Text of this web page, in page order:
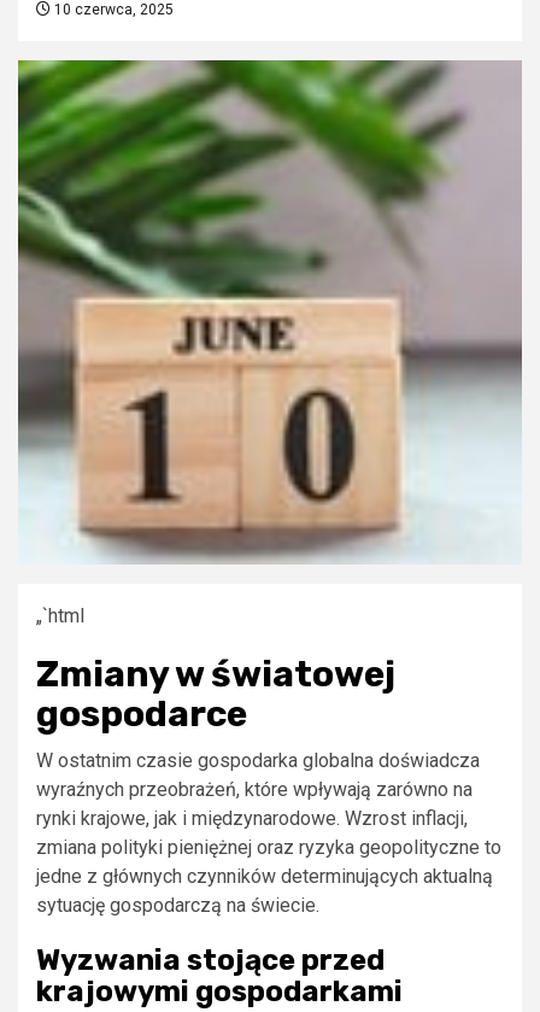
10 czerwca, 2025
„`html
Zmiany w światowej
gospodarce
W ostatnim czasie gospodarka globalna doświadcza
wyraźnych przeobrażeń, które wpływają zarówno na
rynki krajowe, jak i międzynarodowe. Wzrost inflacji,
zmiana polityki pieniężnej oraz ryzyka geopolityczne to
jedne z głównych czynników determinujących aktualną
sytuację gospodarczą na świecie.
Wyzwania stojące przed
krajowymi gospodarkami